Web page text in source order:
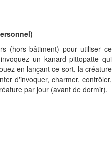
(hors bâtiment) pour utiliser ce
un kanard pittopatte qui
en lançant ce sort, la créature
d'invoquer, charmer, contrôler,
par jour (avant de dormir).